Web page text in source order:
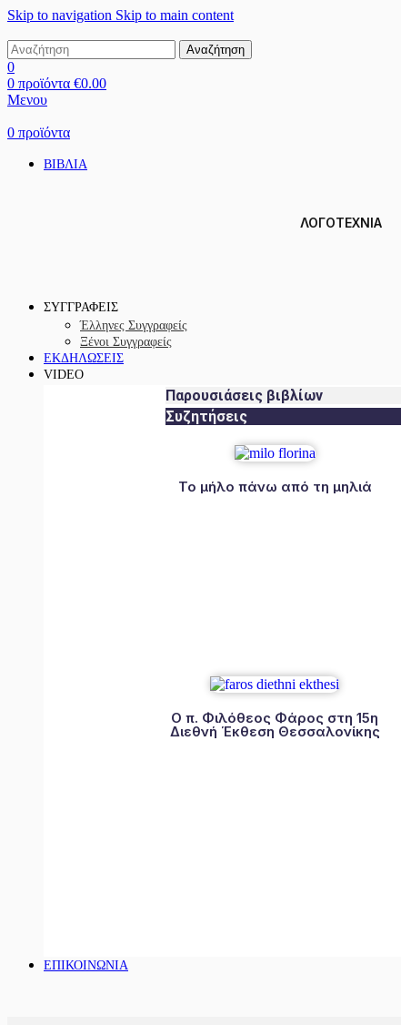
Skip to navigation Skip to main content
Αναζήτηση
0
0 προϊόντα €0.00
Μενου
0 προϊόντα
ΒΙΒΛΙΑ
ΛΟΓΟΤΕΧΝΙΑ
ΣΥΓΓΡΑΦΕΙΣ
Έλληνες Συγγραφείς
Ξένοι Συγγραφείς
ΕΚΔΗΛΩΣΕΙΣ
VIDEO
Παρουσιάσεις βιβλίων
Συζητήσεις
Το μήλο πάνω από τη μηλιά
Ο π. Φιλόθεος Φάρος στη 15η
Διεθνή Έκθεση Θεσσαλονίκης
ΕΠΙΚΟΙΝΩΝΙΑ